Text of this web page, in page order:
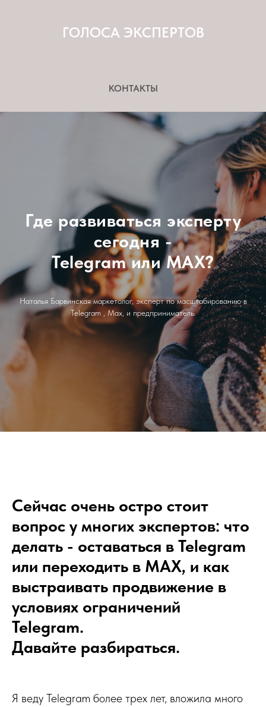
ГОЛОСА ЭКСПЕРТОВ
КОНТАКТЫ
Где развиваться эксперту
сегодня -
Telegram или MAX?
Наталья Барвинская маркетолог, эксперт по масштабированию в
Telegram , Мах, и предприниматель.
Сейчас очень остро стоит
вопрос у многих экспертов: что
делать - оставаться в Telegram
или переходить в MAX, и как
выстраивать продвижение в
условиях ограничений
Telegram.
Давайте разбираться.
Я веду Telegram более трех лет, вложила много